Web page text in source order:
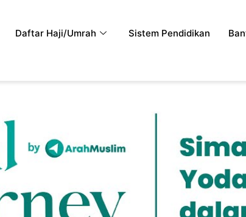
Daftar Haji/Umrah Sistem Pendidikan